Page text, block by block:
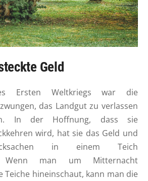
Geld
Ersten Weltkriegs war die
das Landgut zu verlassen
In der Hoffnung, dass sie
wird, hat sie das Geld und
in einem Teich
Wenn man um Mitternacht
Teiche hineinschaut, kann man die